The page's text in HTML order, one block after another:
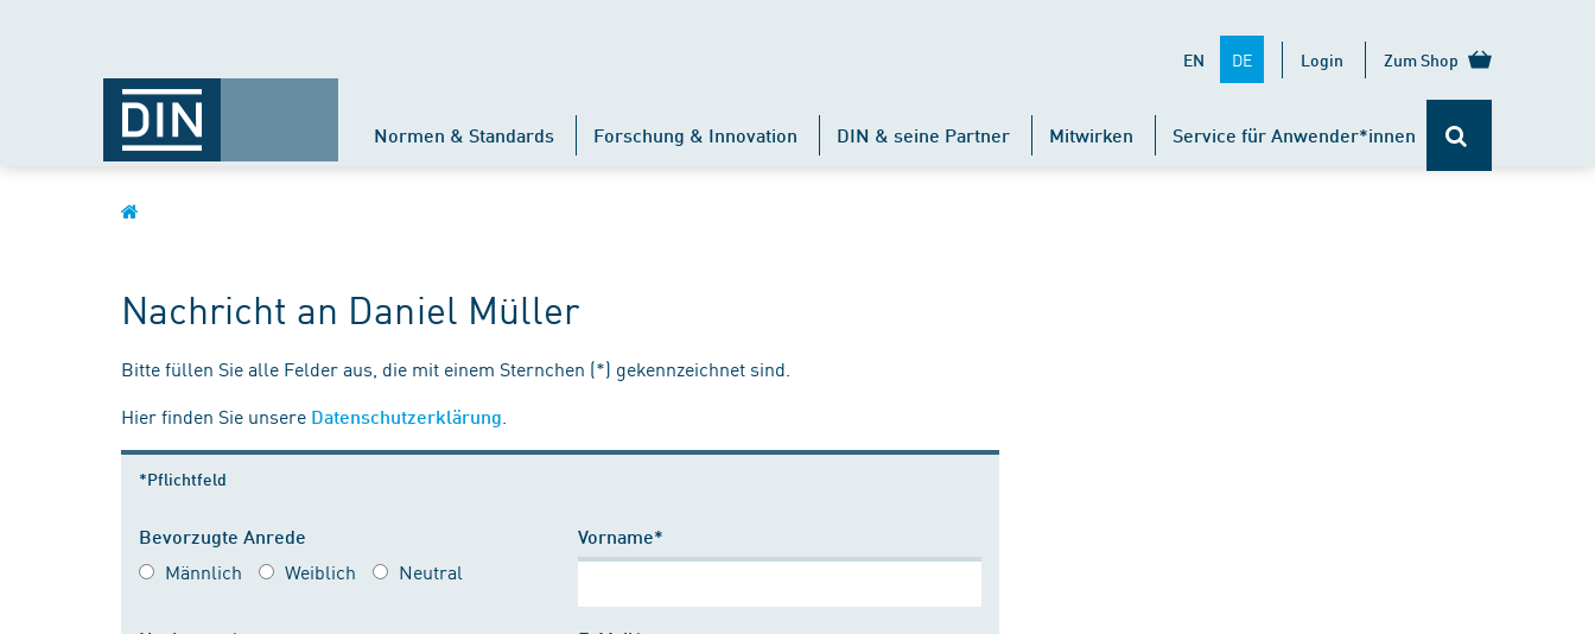
EN DE Login Zum Shop
Normen & Standards Forschung & Innovation DIN & seine Partner Mitwirken Service für Anwender*innen
Nachricht an Daniel Müller
Bitte füllen Sie alle Felder aus, die mit einem Sternchen (*) gekennzeichnet sind.
Hier finden Sie unsere Datenschutzerklärung
*Pflichtfeld
Bevorzugte Anrede
Männlich Weiblich Neutral
Vorname*